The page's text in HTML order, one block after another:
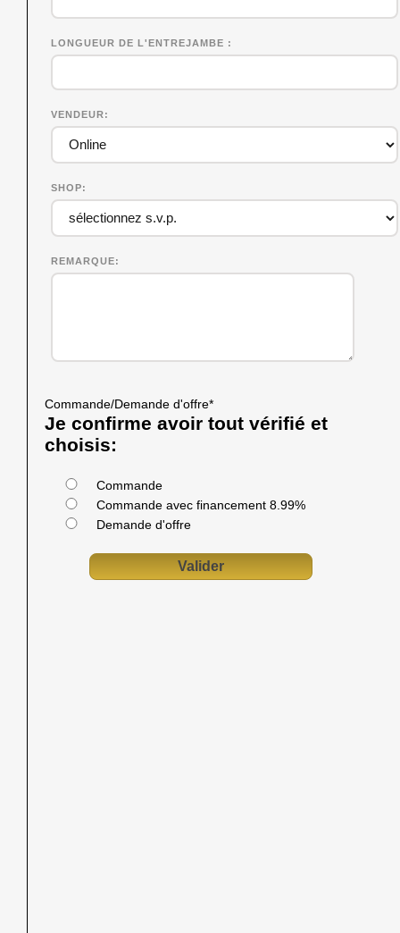
LONGUEUR DE L'ENTREJAMBE
VENDEUR
SHOP
REMARQUE
Commande/Demande d'offre*
Je confirme avoir tout vérifié et
choisis:
Commande
Commande avec financement 8.99%
Demande d'offre